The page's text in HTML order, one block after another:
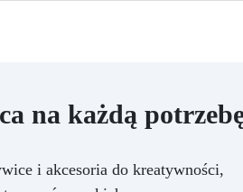
na każdą
i akcesoria do kreatywności,